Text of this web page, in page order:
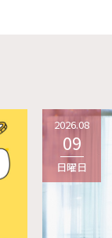
2026.08
09
日曜日